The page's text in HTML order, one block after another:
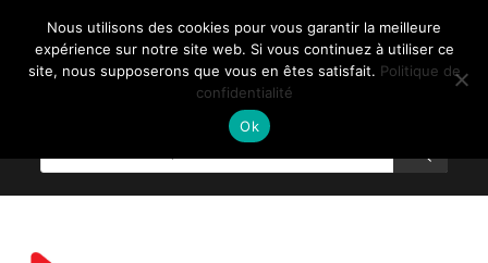
Nous utilisons des cookies pour vous garantir la meilleure
expérience sur notre site web. Si vous continuez à utiliser ce
site, nous supposerons que vous en êtes satisfait. Politique de
confidentialité
Ok